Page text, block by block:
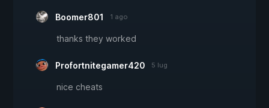
Boomer801 1 ago
thanks they worked
Profortnitegamer420 5 lug
nice cheats